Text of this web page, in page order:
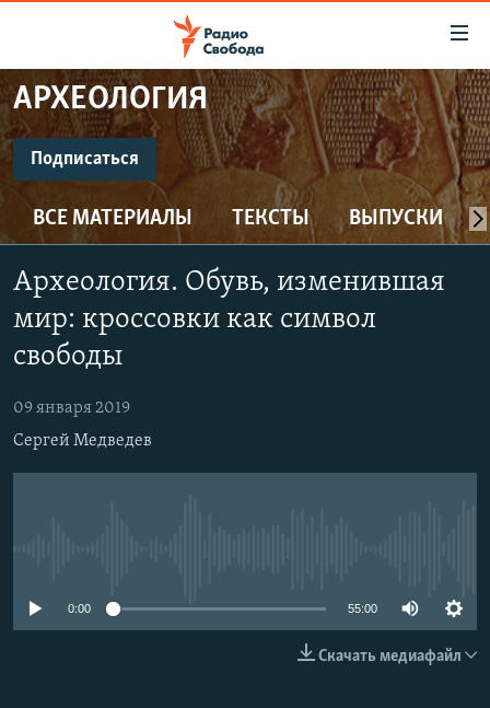
упрощенного
доступа
Вернуться
основному
содержанию
Вернутся
главной
навигации
поиску
ПРОГРАММЫ
ПОДКАСТЫ
АВТОРСКИЕ ПРОЕКТЫ
ЦИТАТЫ СВОБОДЫ
МНЕНИЯ
КУЛЬТУРА
IDEL.РЕАЛИИ
СЕВЕР.РЕАЛИИ
СИБИРЬ.РЕАЛИИ
СОЦИАЛЬНЫЕ СЕТИ
АРХЕОЛОГИЯ
Подписаться
ПОДПИСАТЬСЯ
CastBox
Подписаться
ВСЕ МАТЕРИАЛЫ ТЕКСТЫ ВЫПУСКИ
Археология. Обувь, изменившая
мир: кроссовки как символ
свободы
09 января 2019
Сергей Медведев
0:00 55:00
Скачать медиафайл